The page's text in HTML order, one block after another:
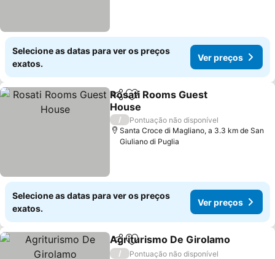
Selecione as datas para ver os preços
exatos.
Ver preços
PartilharAdicionar aos favoritos
Rosati Rooms Guest
House
Ver preços
/
Pontuação não disponível
Santa Croce di Magliano, a 3.3 km de San
Giuliano di Puglia
Selecione as datas para ver os preços
exatos.
Ver preços
PartilharAdicionar aos favoritos
Agriturismo De Girolamo
/
Pontuação não disponível